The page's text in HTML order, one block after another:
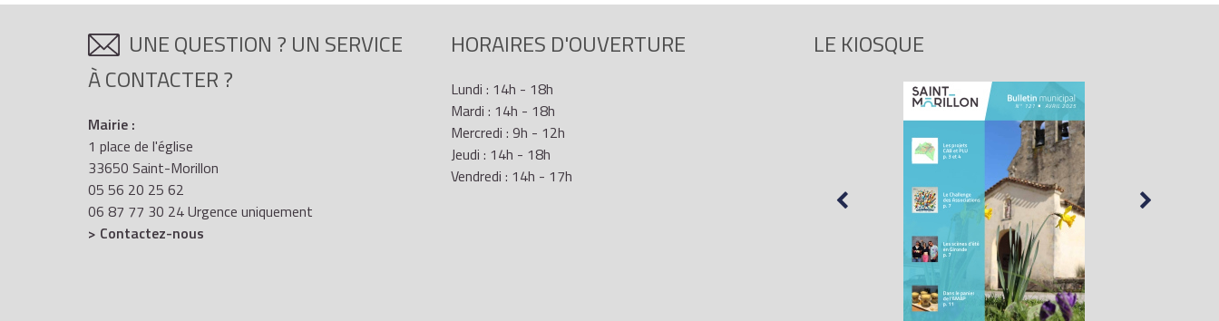
UNE QUESTION ? UN SERVICE
À CONTACTER ?
Mairie :
1 place de l'église
33650 Saint-Morillon
05 56 20 25 62
06 87 77 30 24 Urgence uniquement
> Contactez-nous
HORAIRES D'OUVERTURE
Lundi : 14h - 18h
Mardi : 14h - 18h
Mercredi : 9h - 12h
Jeudi : 14h - 18h
Vendredi : 14h - 17h
LE KIOSQUE